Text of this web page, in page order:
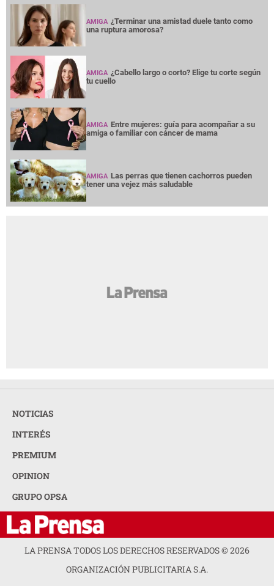
AMIGA ¿Terminar una amistad duele tanto como
una ruptura amorosa?
AMIGA ¿Cabello largo o corto? Elige tu corte según
tu cuello
AMIGA Entre mujeres: guía para acompañar a su
amiga o familiar con cáncer de mama
AMIGA Las perras que tienen cachorros pueden
tener una vejez más saludable
NOTICIAS
INTERÉS
PREMIUM
OPINION
GRUPO OPSA
LA PRENSA TODOS LOS DERECHOS RESERVADOS ©2026
ORGANIZACIÓN PUBLICITARIA S.A.